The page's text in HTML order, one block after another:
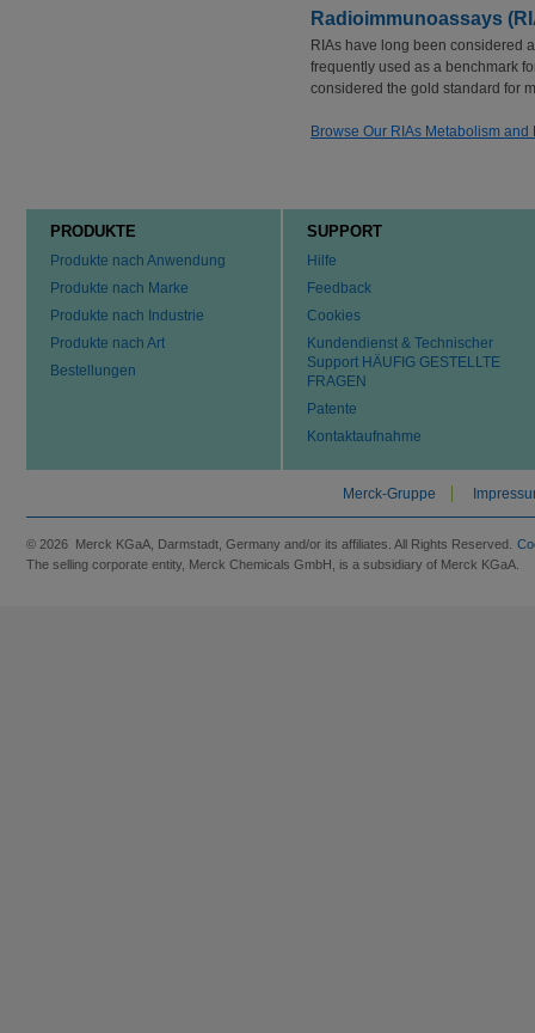
Radioimmunoassays
RIAs have long been considered
frequently used as a benchmark
considered the gold standard for
Browse Our RIAs Metabolism
PRODUKTE
Produkte nach Anwendung
Produkte nach Marke
Produkte nach Industrie
Produkte nach Art
Bestellungen
SUPPORT
Hilfe
Feedback
Cookies
Kundendienst & Technischer
Support HÄUFIG GESTELLTE
FRAGEN
Patente
Kontaktaufnahme
Merck-Gruppe
© 2026 Merck KGaA, Darmstadt, Germany and/or its affiliates. All Rights Reserved.
The selling corporate entity, Merck Chemicals GmbH, is a subsidiary of Merck KGaA.